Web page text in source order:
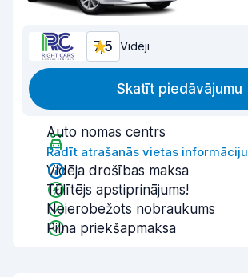
7,5 Vidēji
Skatīt piedāvājumu
Auto nomas centrs
Rādīt atrašanās vietas informāciju
Vidēja drošības maksa
Tūlītējs apstiprinājums!
Neierobežots nobraukums
Pilna priekšapmaksa